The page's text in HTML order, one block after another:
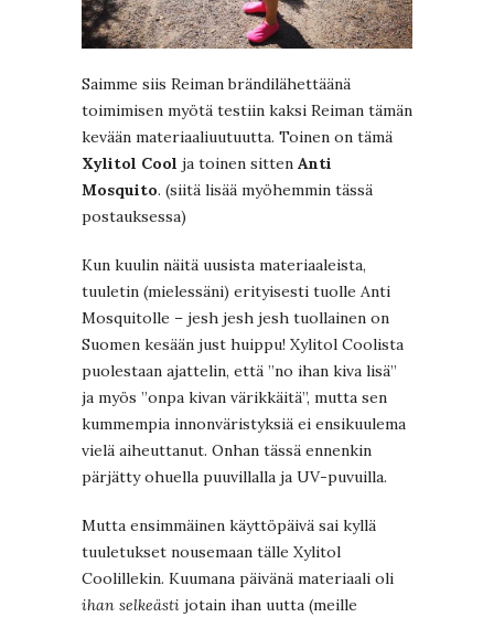
Saimme siis Reiman brändilähettäänä
toimimisen myötä testiin kaksi Reiman tämän
kevään materiaaliuutuutta. Toinen on tämä
Xylitol Cool ja toinen sitten Anti
Mosquito. (siitä lisää myöhemmin tässä
postauksessa)
Kun kuulin näitä uusista materiaaleista,
tuuletin (mielessäni) erityisesti tuolle Anti
Mosquitolle – jesh jesh jesh tuollainen on
Suomen kesään just huippu! Xylitol Coolista
puolestaan ajattelin, että ”no ihan kiva lisä”
ja myös ”onpa kivan värikkäitä”, mutta sen
kummempia innonväristyksiä ei ensikuulema
vielä aiheuttanut. Onhan tässä ennenkin
pärjätty ohuella puuvillalla ja UV-puvuilla.
Mutta ensimmäinen käyttöpäivä sai kyllä
tuuletukset nousemaan tälle Xylitol
Coolillekin. Kuumana päivänä materiaali oli
ihan selkeästi jotain ihan uutta (meille